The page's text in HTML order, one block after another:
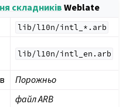
складниківWeblate
lib/l10n/intl_*.arb
lib/l10n/intl_en.arb
Порожньо
файл ARB